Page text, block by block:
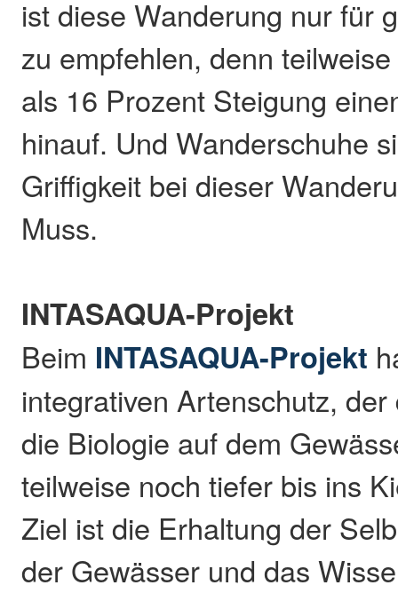
ist diese Wanderung nur für
zu empfehlen, denn
als 16 Prozent Steigung
hinauf. Und Wanderschuhe
Griffigkeit bei dieser
Muss.
INTASAQUA-Projekt
Beim INTASAQUA-Projekt
integrativen Artenschutz,
die Biologie auf dem
teilweise noch tiefer bis ins
Ziel ist die Erhaltung der
der Gewässer und das